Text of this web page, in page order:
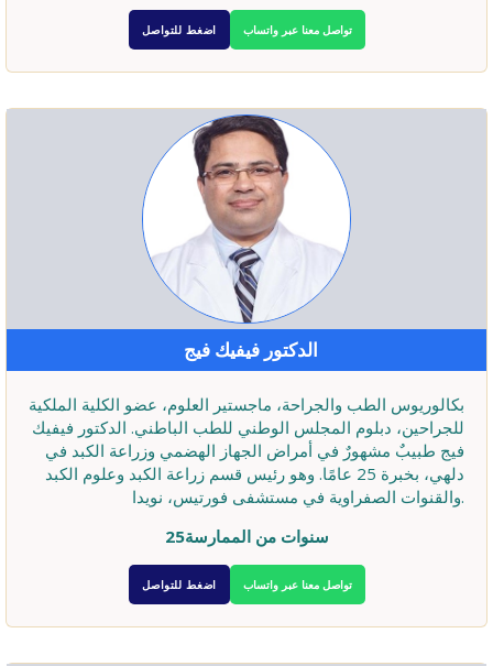
اضغط للتواصل تواصل معنا عبر واتساب
الدكتور فيفيك فيج
بكالوريوس الطب والجراحة، ماجستير العلوم، عضو الكلية الملكية
للجراحين، دبلوم المجلس الوطني للطب الباطني. الدكتور فيفيك
فيج طبيبٌ مشهورٌ في أمراض الجهاز الهضمي وزراعة الكبد في
دلهي، بخبرة 25 عامًا. وهو رئيس قسم زراعة الكبد وعلوم الكبد
والقنوات الصفراوية في مستشفى فورتيس، نويدا.
25سنوات من الممارسة
اضغط للتواصل تواصل معنا عبر واتساب